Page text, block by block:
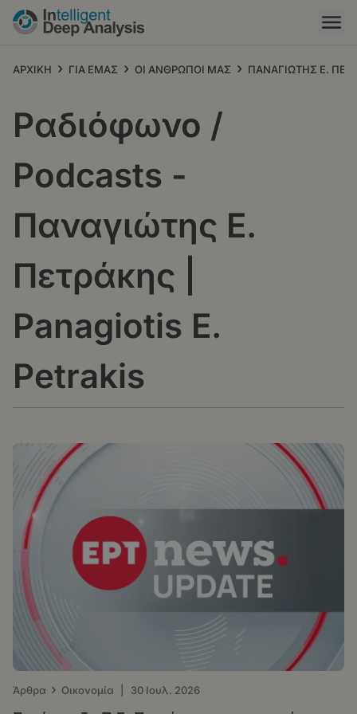
Παράκαμψη
προς
κυρίως
ΑΡΧΙΚΗ › ΓΙΑ ΕΜΑΣ › ΟΙ ΑΝΘΡΩΠΟΙ ΜΑΣ › ΠΑΝΑΓΙΩΤΗΣ Ε.
Ραδιόφωνο /
Podcasts -
Παναγιώτης Ε.
Πετράκης |
Panagiotis E.
Petrakis
Άρθρα › Οικονομία 30 Ιουλ. 2026